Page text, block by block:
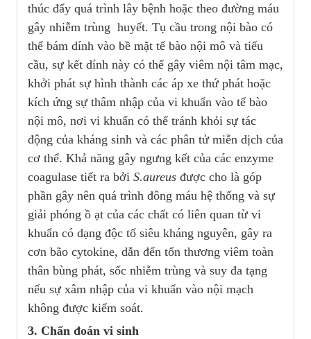
thúc đẩy quá trình lây bệnh hoặc theo đường máu
gây nhiễm trùng huyết. Tụ cầu trong nội bào có
thể bám dính vào bề mặt tế bào nội mô và tiểu
cầu, sự kết dính này có thể gây viêm nội tâm mạc,
khởi phát sự hình thành các áp xe thứ phát hoặc
kích ứng sự thâm nhập của vi khuẩn vào tế bào
nội mô, nơi vi khuẩn có thể tránh khỏi sự tác
động của kháng sinh và các phân tử miễn dịch của
cơ thể. Khả năng gây ngưng kết của các enzyme
coagulase tiết ra bởi S.aureus được cho là góp
phần gây nên quá trình đông máu hệ thống và sự
giải phóng ồ ạt của các chất có liên quan từ vi
khuẩn có dạng độc tố siêu kháng nguyên, gây ra
cơn bão cytokine, dẫn đến tổn thương viêm toàn
thân bùng phát, sốc nhiễm trùng và suy đa tạng
nếu sự xâm nhập của vi khuẩn vào nội mạch
không được kiểm soát.
3. Chẩn đoán vi sinh